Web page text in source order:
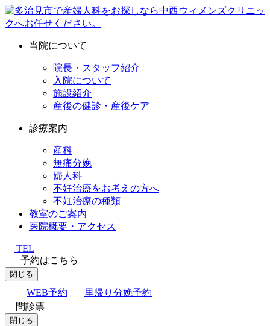
当院について
院長・スタッフ紹介
入院について
施設紹介
産後の健診・産後ケア
診療案内
産科
無痛分娩
婦人科
不妊治療をお考えの方へ
不妊治療の種類
教室のご案内
医院概要・アクセス
TEL
予約はこちら
閉じる
WEB予約
里帰り分娩予約
問診票
閉じる